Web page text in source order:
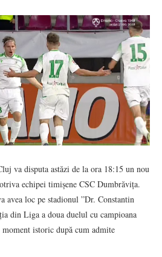
va disputa astăzi de la ora 18:15 un nou
echipei timișene CSC Dumbrăvița.
avea loc pe stadionul ”Dr. Constantin
din Liga a doua duelul cu campioana
istoric după cum admite